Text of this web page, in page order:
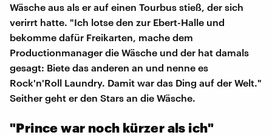
Wäsche aus als er auf einen Tourbus stieß, der sich
verirrt hatte. "Ich lotse den zur Ebert-Halle und
bekomme dafür Freikarten, mache dem
Productionmanager die Wäsche und der hat damals
gesagt: Biete das anderen an und nenne es
Rock'n'Roll Laundry. Damit war das Ding auf der Welt."
Seither geht er den Stars an die Wäsche.
"Prince war noch kürzer als ich"